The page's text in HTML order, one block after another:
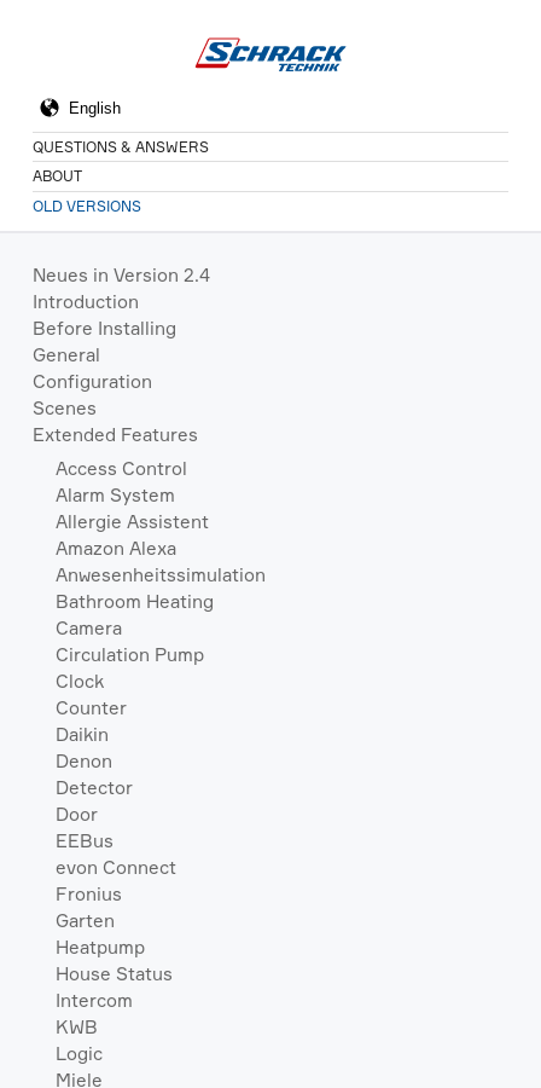
QUESTIONS & ANSWERS
ABOUT
OLD VERSIONS
Neues in Version 2.4
Introduction
Before Installing
General
Configuration
Scenes
Extended Features
Access Control
Alarm System
Allergie Assistent
Amazon Alexa
Anwesenheitssimulation
Bathroom Heating
Camera
Circulation Pump
Clock
Counter
Daikin
Denon
Detector
Door
EEBus
evon Connect
Fronius
Garten
Heatpump
House Status
Intercom
KWB
Logic
Miele